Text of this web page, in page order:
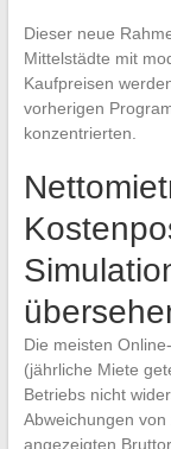
Dieser neue
Mittelstädte mit
Kaufpreisen
vorherigen
konzentrierten.
Die meisten
(jährliche Miete
Betriebs nicht
Abweichungen
angezeigten